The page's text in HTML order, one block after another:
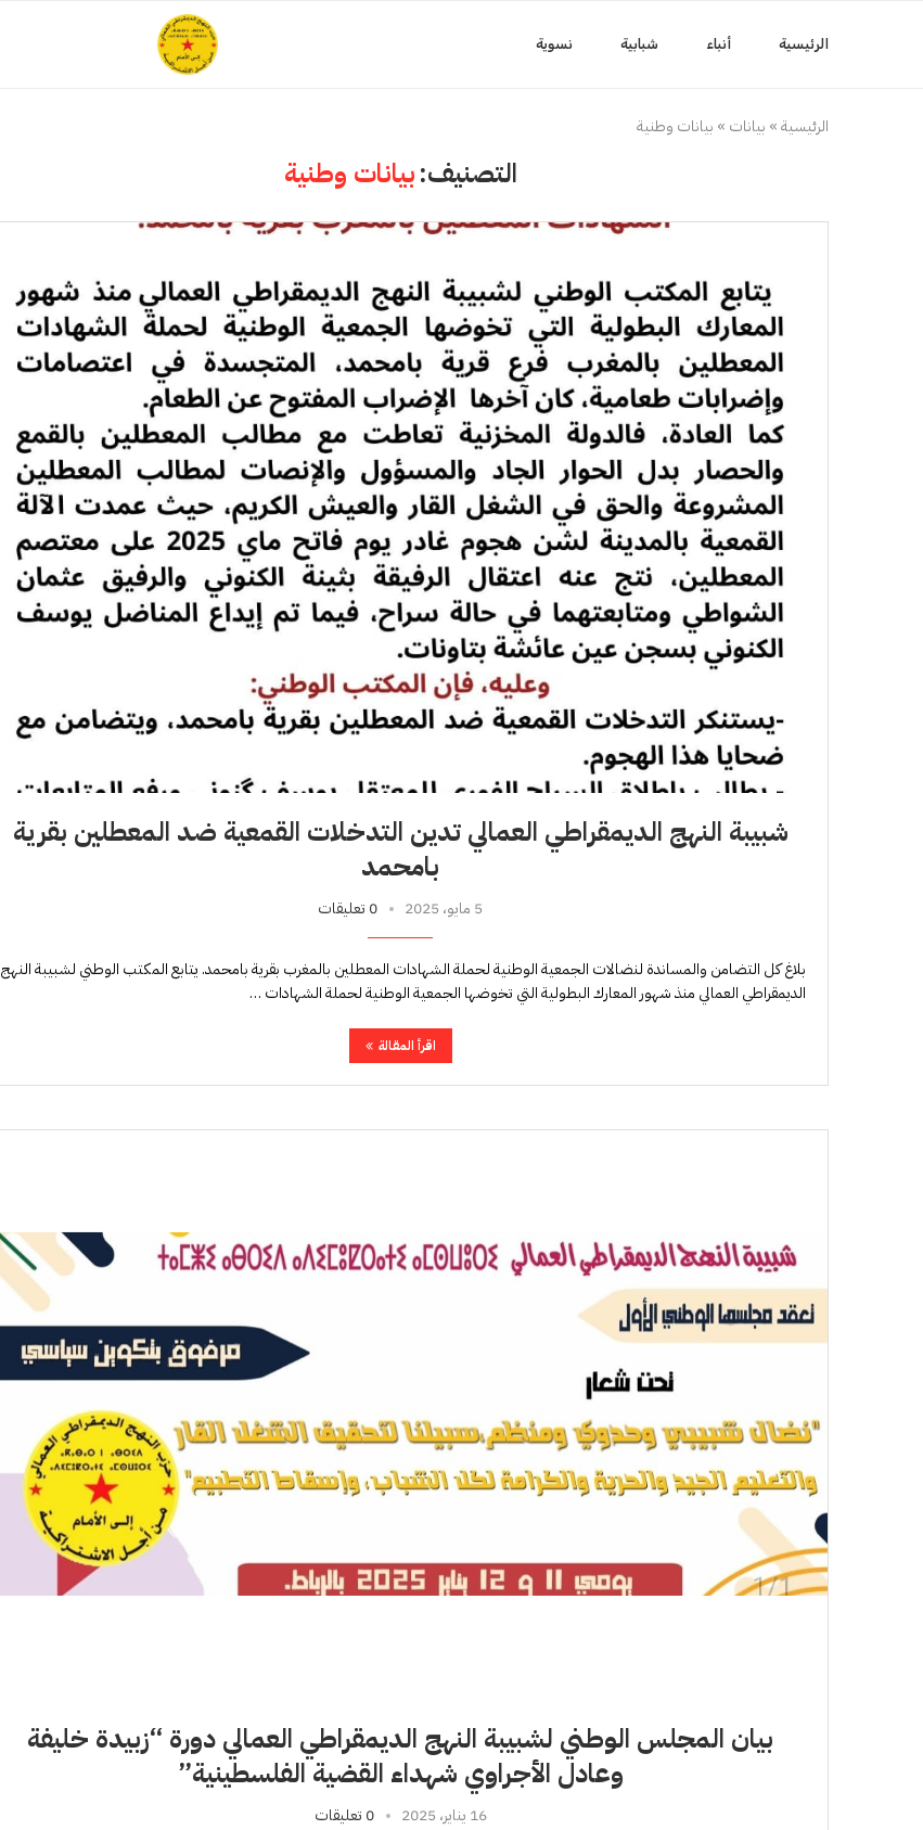
الرئيسية أنباء شبابية نسوية
الرئيسية» بيانات » بيانات وطنية
التصنيف:بيانات وطنية
شبيبة النهج الديمقراطي العمالي تدين التدخلات القمعية ضد المعطلين بقرية
بامحمد
5 مايو، 2025 0 تعليقات
بلاغ كل التضامن والمساندة لنضالات الجمعية الوطنية لحملة الشهادات المعطلين بالمغرب بقرية بامحمد. يتابع المكتب الوطني لشبيبة النهج
الديمقراطي العمالي منذ شهور المعارك البطولية التي تخوضها الجمعية الوطنية لحملة الشهادات …
اقرأ المقالة
بيان المجلس الوطني لشبيبة النهج الديمقراطي العمالي دورة “زبيدة خليفة
وعادل الأجراوي شهداء القضية الفلسطينية”
16 يناير، 2025 0 تعليقات